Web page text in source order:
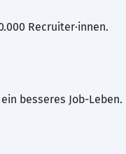
Recruiter·innen.
besseres Job-Leben.